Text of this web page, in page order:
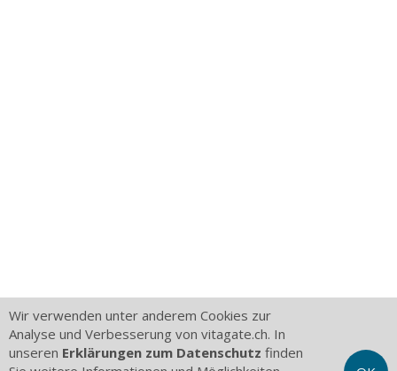
Wir verwenden unter anderem Cookies zur
Analyse und Verbesserung von vitagate.ch. In
unseren Erklärungen zum Datenschutz finden